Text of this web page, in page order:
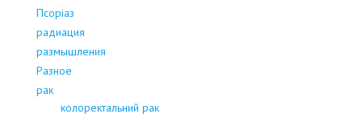
Псоріаз
радиация
размышления
Разное
рак
колоректальний рак